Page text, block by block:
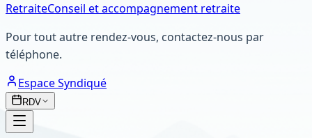
RetraiteConseil et accompagnement retraite
Pour tout autre rendez-vous, contactez-nous par
téléphone.
Espace Syndiqué
RDV